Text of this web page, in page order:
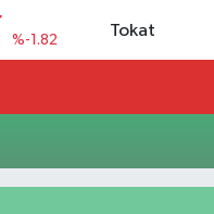
%-1.82
%0.18
Tokat